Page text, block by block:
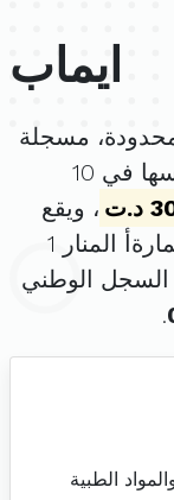
ايماب
مسجلة
. تم تأسيسها في 10
، ويقع
مقرها الرئيسي في اقامة الرياض عمارةأ المنار 1
الوطني
.
الطبية